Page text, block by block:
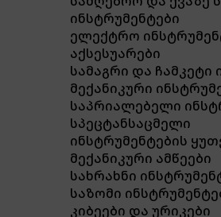
ინსტრუმენტები
ელექტრო
აქსესუარები
სამაგრი და ჩამკეტი
მექანიკური
საპრიალებელი
სპეცტანსაცმელი
ინსტრუმენტების
მექანიკური ამწეები
სახრახნი
საზომი
კიბეები და ურიკები